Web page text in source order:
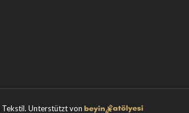
Unterstützt von